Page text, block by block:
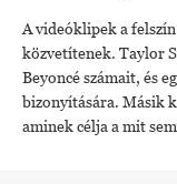
A videóklipek a
közvetítenek. Taylor
Beyoncé számait, és
bizonyítására. Másik
aminek célja a mit